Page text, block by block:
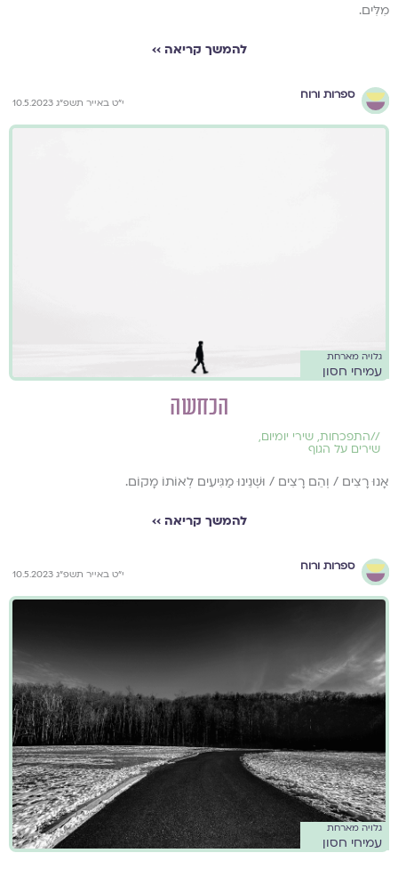
מִלִּים.
להמשך קריאה ››
ספרות ורוח
י״ט באייר תשפ״ג 10.5.2023
גלויה מארחת
עמיחי חסון
הכחשה
//התפכחות, שירי יומיום,
שירים על הגוף
אָנוּ רָצִים / וְהֵם רָצִים / וּשְׁנֵינוּ מַגִּיעִים לְאוֹתוֹ מָקוֹם.
להמשך קריאה ››
ספרות ורוח
י״ט באייר תשפ״ג 10.5.2023
גלויה מארחת
עמיחי חסון